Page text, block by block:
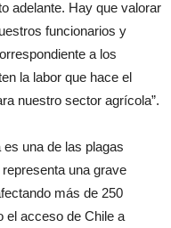
adelante. Hay que valorar
funcionarios y
a los
la labor que hace el
nuestro sector agrícola”.
una de las plagas
una grave
más de 250
el acceso de Chile a